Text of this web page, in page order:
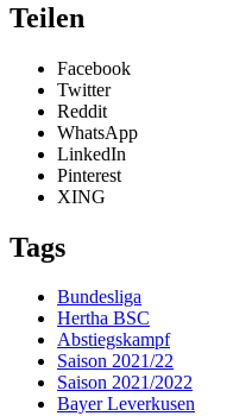
Teilen
Facebook
Twitter
Reddit
WhatsApp
LinkedIn
Pinterest
XING
Tags
Bundesliga
Hertha BSC
Abstiegskampf
Saison 2021/22
Saison 2021/2022
Bayer Leverkusen